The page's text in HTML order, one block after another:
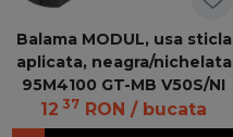
Balama MODUL, usa sticla
aplicata, neagra/nichelata
95M4100 GT-MB V50S/NI
12 37 RON / bucata